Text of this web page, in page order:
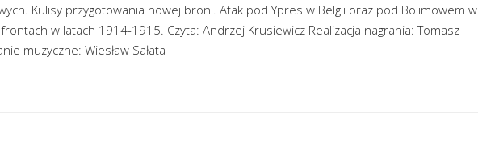
Kulisy przygotowania nowej broni. Atak pod Ypres w Belgii oraz pod Bolimowem w
w latach 1914-1915. Czyta: Andrzej Krusiewicz Realizacja nagrania: Tomasz
muzyczne: Wiesław Sałata